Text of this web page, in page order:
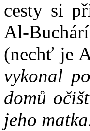
cesty si
Al-
(nechť je
vykonal
domů
jeho